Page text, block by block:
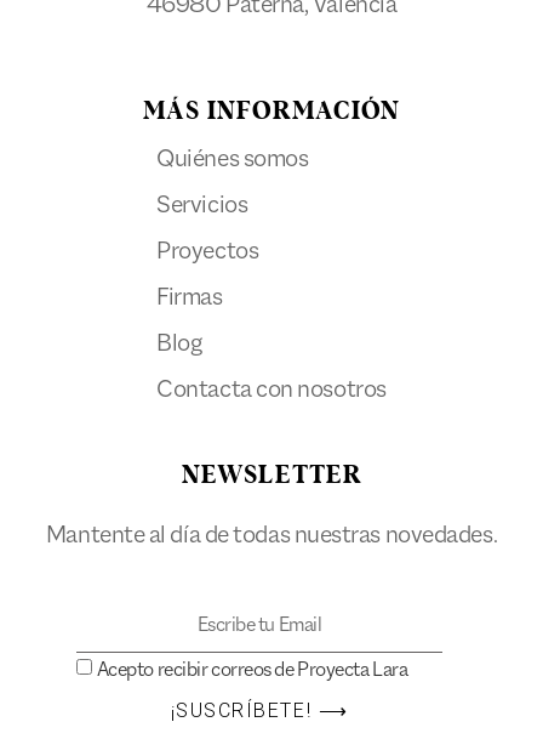
MÁS INFORMACIÓN
Quiénes somos
Servicios
Proyectos
Firmas
Blog
Contacta con nosotros
NEWSLETTER
Mantente al día de todas nuestras novedades.
Acepto recibir correos de Proyecta Lara
¡SUSCRÍBETE! ⟶